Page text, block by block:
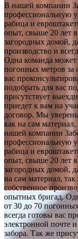
В нашей компании
профессиональную
рабица и
опыт, свыше 20 лет в
загородных домой,
производство и
Одна команда может
погонных метров за
вас
подобрать для вас
присутствует
приедет к вам на
договор. Мы
как на сам
нашей компании
профессиональную
рабица и
опыт, свыше 20 лет в
загородных домой,
на сам материал,
собственное
опытных бригад.
от 30 до 70
всегда готовы вас
электронной почте
забора. Так же